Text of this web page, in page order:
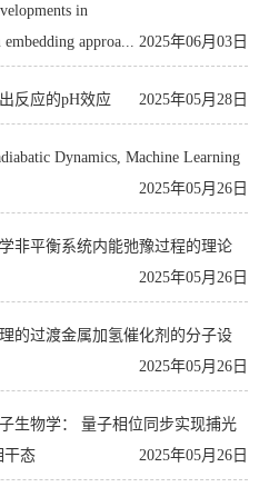
in
approa...
2025年06月03日
反应的pH效应 2025年05月28日
Dynamics, Machine Learning
2025年05月26日
非平衡系统内能弛豫过程的理论
2025年05月26日
的过渡金属加氢催化剂的分子设
2025年05月26日
生物学： 量子相位同步实现捕光
干态
2025年05月26日